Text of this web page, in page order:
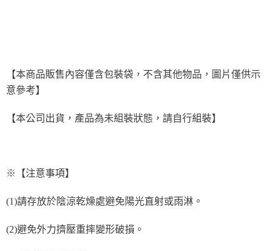
【本商品販售內容僅含包裝袋，不含其他物品，圖片僅供示
意參考】
【本公司出貨，產品為未組裝狀態，請自行組裝】
※【注意事項】
(1)請存放於陰涼乾燥處避免陽光直射或雨淋。
(2)避免外力擠壓重摔變形破損。